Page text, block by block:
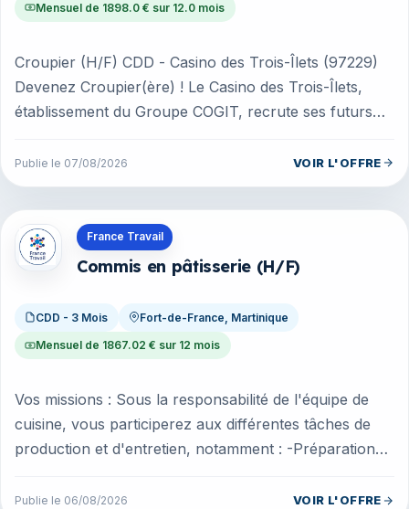
Mensuel de 1898.0 € sur 12.0 mois
Croupier (H/F) CDD - Casino des Trois-Îlets (97229)
Devenez Croupier(ère) ! Le Casino des Trois-Îlets,
établissement du Groupe COGIT, recrute ses futurs
Publie le 07/08/2026 VOIR L'OFFRE
France Travail
Commis en pâtisserie (H/F)
CDD - 3 Mois Fort-de-France, Martinique
Mensuel de 1867.02 € sur 12 mois
Vos missions : Sous la responsabilité de l'équipe de
cuisine, vous participerez aux différentes tâches de
production et d'entretien, notamment : -Préparation
Publie le 06/08/2026 VOIR L'OFFRE
Offres en Martinique